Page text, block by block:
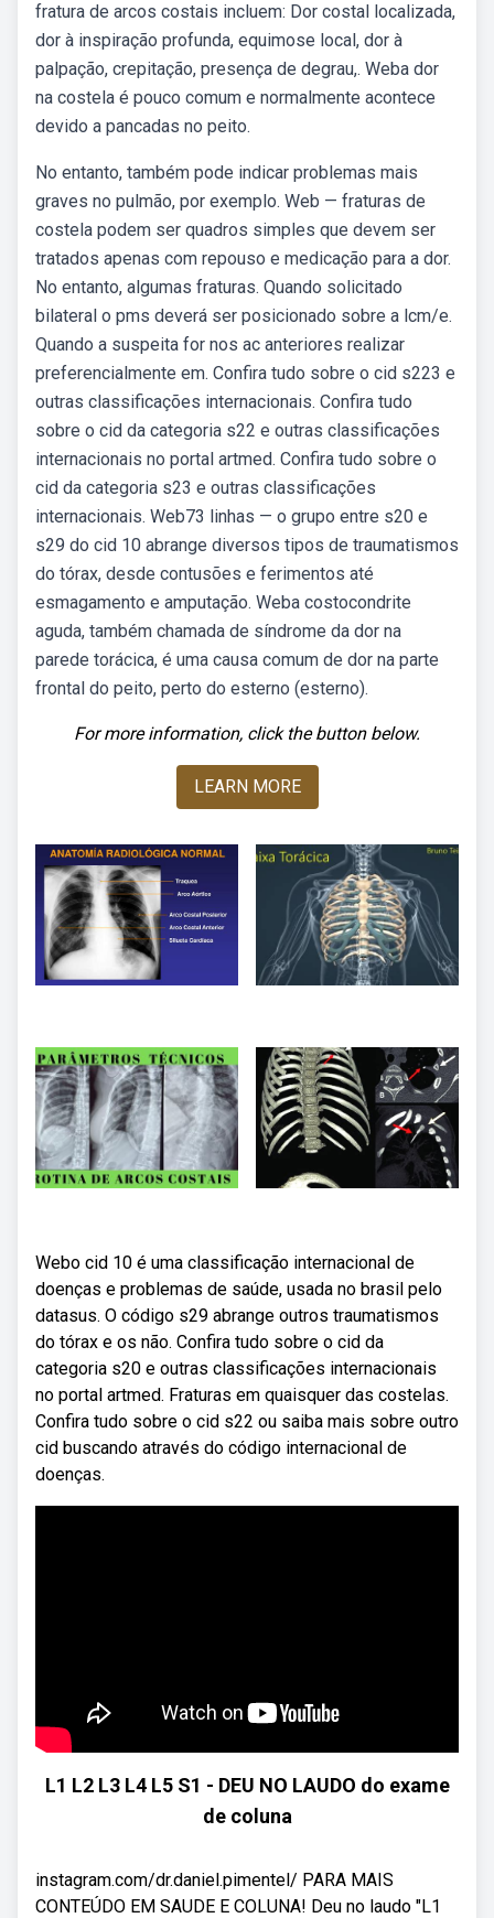
fratura de arcos costais incluem: Dor costal localizada,
dor à inspiração profunda, equimose local, dor à
palpação, crepitação, presença de degrau,. Weba dor
na costela é pouco comum e normalmente acontece
devido a pancadas no peito.
No entanto, também pode indicar problemas mais
graves no pulmão, por exemplo. Web — fraturas de
costela podem ser quadros simples que devem ser
tratados apenas com repouso e medicação para a dor.
No entanto, algumas fraturas. Quando solicitado
bilateral o pms deverá ser posicionado sobre a lcm/e.
Quando a suspeita for nos ac anteriores realizar
preferencialmente em. Confira tudo sobre o cid s223 e
outras classificações internacionais. Confira tudo
sobre o cid da categoria s22 e outras classificações
internacionais no portal artmed. Confira tudo sobre o
cid da categoria s23 e outras classificações
internacionais. Web73 linhas — o grupo entre s20 e
s29 do cid 10 abrange diversos tipos de traumatismos
do tórax, desde contusões e ferimentos até
esmagamento e amputação. Weba costocondrite
aguda, também chamada de síndrome da dor na
parede torácica, é uma causa comum de dor na parte
frontal do peito, perto do esterno (esterno).
For more information, click the button below.
LEARN MORE
Webo cid 10 é uma classificação internacional de
doenças e problemas de saúde, usada no brasil pelo
datasus. O código s29 abrange outros traumatismos
do tórax e os não. Confira tudo sobre o cid da
categoria s20 e outras classificações internacionais
no portal artmed. Fraturas em quaisquer das costelas.
Confira tudo sobre o cid s22 ou saiba mais sobre outro
cid buscando através do código internacional de
doenças.
L1 L2 L3 L4 L5 S1 - DEU NO LAUDO do exame
de coluna
instagram.com/dr.daniel.pimentel/ PARA MAIS
CONTEÚDO EM SAUDE E COLUNA! Deu no laudo "L1